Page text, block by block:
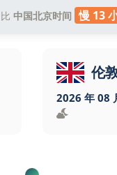
比 中国北京时间 慢 13
伦
2026 年 08